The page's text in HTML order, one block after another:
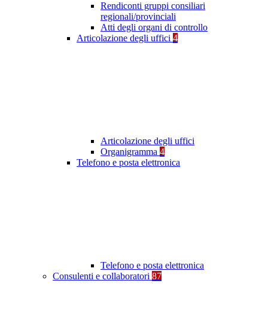
Rendiconti gruppi consiliari
regionali/provinciali
Atti degli organi di controllo
Articolazione degli uffici 4
Articolazione degli uffici
Organigramma 4
Telefono e posta elettronica
Telefono e posta elettronica
Consulenti e collaboratori 87